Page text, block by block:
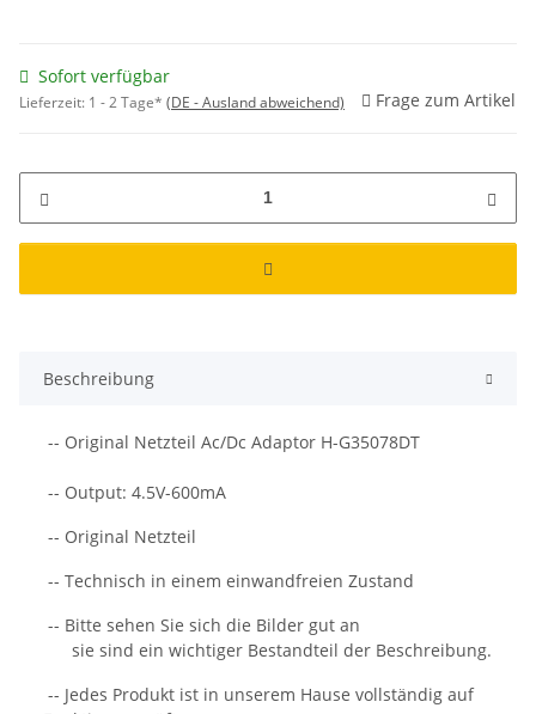
Sofort verfügbar
Lieferzeit: 1 - 2 Tage* (DE - Ausland abweichend) Frage zum Artikel
Beschreibung
-- Original Netzteil Ac/Dc Adaptor H-G35078DT
-- Output: 4.5V-600mA
-- Original Netzteil
-- Technisch in einem einwandfreien Zustand
-- Bitte sehen Sie sich die Bilder gut an
sie sind ein wichtiger Bestandteil der Beschreibung.
-- Jedes Produkt ist in unserem Hause vollständig auf